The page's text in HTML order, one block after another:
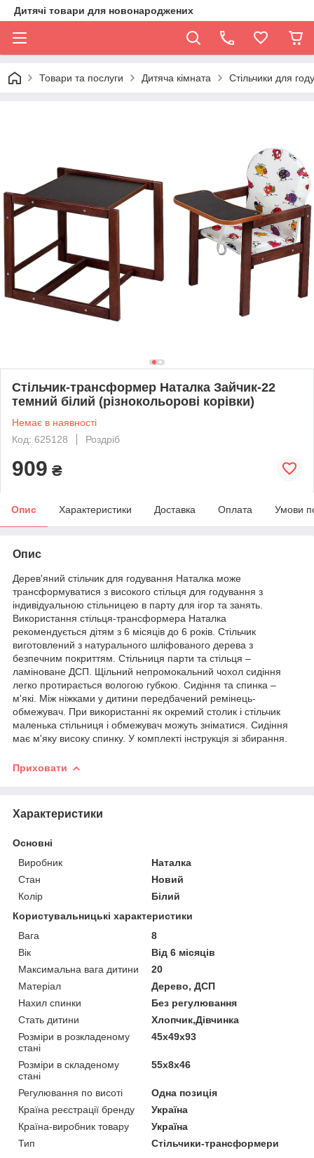
Дитячі товари для новонароджених
Товари та послуги Дитяча кімната Стільчики для
Стільчик-трансформер Наталка Зайчик-22
темний білий (різнокольорові корівки)
Немає в наявності
Код: 625128
Роздріб
909 ₴
Опис Характеристики Доставка Оплата Умови
Опис
Дерев'яний стільчик для годування Наталка може
трансформуватися з високого стільця для годування з
індивідуальною стільницею в парту для ігор та занять.
Використання стільця-трансформера Наталка
рекомендується дітям з 6 місяців до 6 років. Стільчик
виготовлений з натурального шліфованого дерева з
безпечним покриттям. Стільниця парти та стільця –
ламіноване ДСП. Щільний непромокальний чохол сидіння
легко протирається вологою губкою. Сидіння та спинка –
м'які. Між ніжками у дитини передбачений ремінець-
обмежувач. При використанні як окремий столик і стільчик
маленька стільниця і обмежувач можуть зніматися. Сидіння
має м'яку високу спинку. У комплекті інструкція зі збирання.
Приховати
Характеристики
Основні
Виробник
Наталка
Стан
Новий
Колір
Білий
Користувальницькі характеристики
Вага
8
Вік
Від 6 місяців
Максимальна вага дитини
20
Матеріал
Дерево, ДСП
Нахил спинки
Без регулювання
Стать дитини
Хлопчик,Дівчинка
Розміри в розкладеному
стані
45х49х93
Розміри в складеному
стані
55х8х46
Регулювання по висоті
Одна позиція
Країна реєстрації бренду
Україна
Країна-виробник товару
Україна
Тип
Стільчики-трансформери